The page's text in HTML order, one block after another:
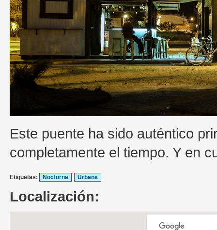
Este puente ha sido auténtico
completamente el tiempo. Y en
Etiquetas: Nocturna Urbana
Localización: